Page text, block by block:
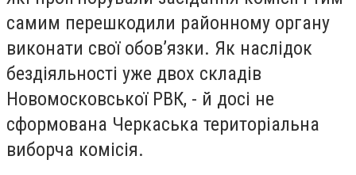
самим перешкодили районному органу
виконати свої обов’язки. Як наслідок
бездіяльності уже двох складів
Новомосковської РВК, - й досі не
сформована Черкаська територіальна
виборча комісія.